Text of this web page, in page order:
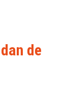
de